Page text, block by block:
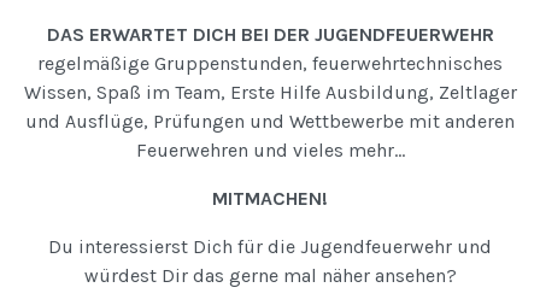
DAS ERWARTET DICH BEI DER JUGENDFEUERWEHR
regelmäßige Gruppenstunden, feuerwehrtechnisches
Wissen, Spaß im Team, Erste Hilfe Ausbildung, Zeltlager
und Ausflüge, Prüfungen und Wettbewerbe mit anderen
Feuerwehren und vieles mehr...
MITMACHEN!
Du interessierst Dich für die Jugendfeuerwehr und
würdest Dir das gerne mal näher ansehen?